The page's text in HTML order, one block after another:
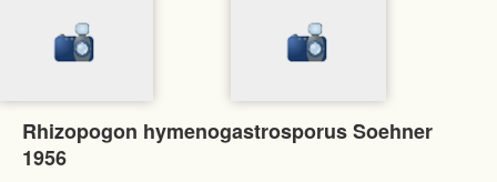
Rhizopogon hymenogastrosporus Soehner
1956